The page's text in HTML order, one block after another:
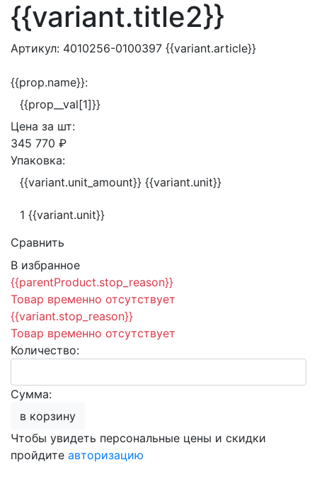
{{variant.title2}}
Артикул: 4010256-0100397 {{variant.article}}
{{prop.name}}:
{{prop__val[1]}}
Цена за шт:
345 770 ₽
Упаковка:
{{variant.unit_amount}} {{variant.unit}}
1 {{variant.unit}}
Сравнить
В избранное
{{parentProduct.stop_reason}}
Товар временно отсутствует
{{variant.stop_reason}}
Товар временно отсутствует
Количество:
Сумма:
в корзину
Чтобы увидеть персональные цены и скидки
пройдите авторизацию